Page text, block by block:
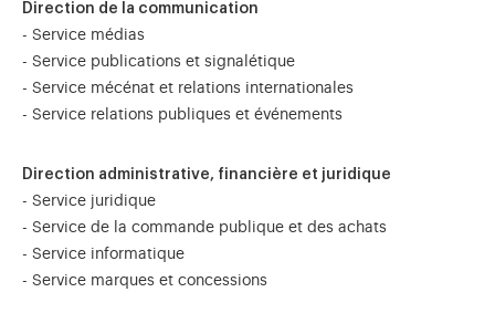
Direction de la communication
- Service médias
- Service publications et signalétique
- Service mécénat et relations internationales
- Service relations publiques et événements
Direction administrative, financière et juridique
- Service juridique
- Service de la commande publique et des achats
- Service informatique
- Service marques et concessions